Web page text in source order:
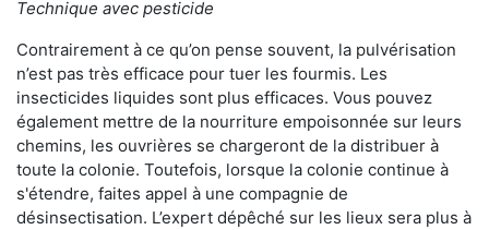
Technique avec pesticide
Contrairement à ce qu’on pense souvent, la pulvérisation
n’est pas très efficace pour tuer les fourmis. Les
insecticides liquides sont plus efficaces. Vous pouvez
également mettre de la nourriture empoisonnée sur leurs
chemins, les ouvrières se chargeront de la distribuer à
toute la colonie. Toutefois, lorsque la colonie continue à
s'étendre, faites appel à une compagnie de
désinsectisation. L’expert dépêché sur les lieux sera plus à